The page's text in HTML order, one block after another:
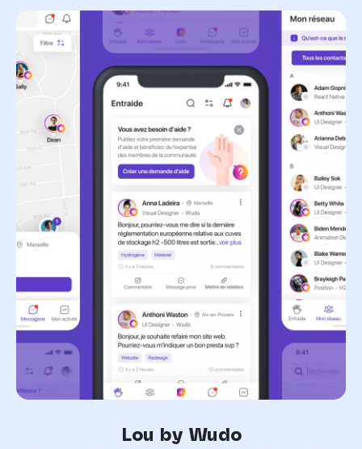
Lou by Wudo